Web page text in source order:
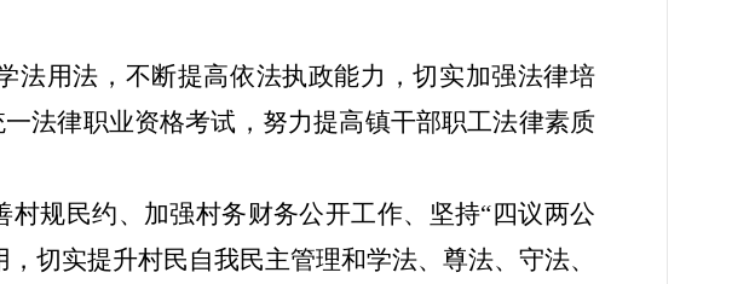
法用法，不断提高依法执政能力，切实加强法律培
法律职业资格考试，努力提高镇干部职工法律素质
村规民约、加强村务财务公开工作、坚持“四议两公
切实提升村民自我民主管理和学法、尊法、守法、